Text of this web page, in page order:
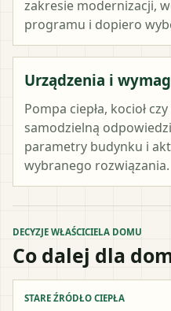
zakresie modernizacji,
programu i dopiero
Urządzenia i
Pompa ciepła, kocioł
samodzielną
parametry budynku i
wybranego rozwiązania.
DECYZJE WŁAŚCICIELA DOMU
Co dalej dla
STARE ŹRÓDŁO CIEPŁA